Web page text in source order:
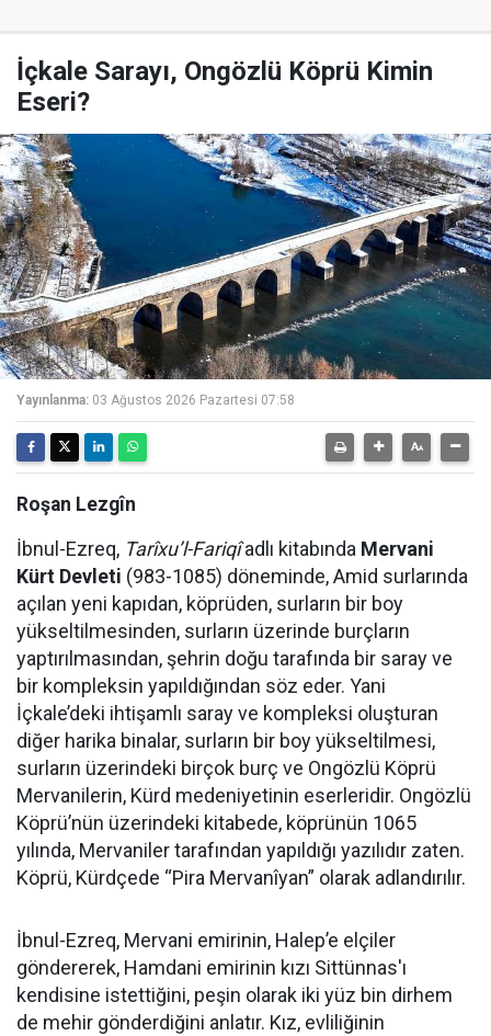
İçkale Sarayı, Ongözlü Köprü Kimin
Eseri?
Yayınlanma: 03 Ağustos 2026 Pazartesi 07:58
Roşan Lezgîn
İbnul-Ezreq, Tarîxu’l-Fariqîadlı kitabında Mervani
Kürt Devleti (983-1085) döneminde, Amid surlarında
açılan yeni kapıdan, köprüden, surların bir boy
yükseltilmesinden, surların üzerinde burçların
yaptırılmasından, şehrin doğu tarafında bir saray ve
bir kompleksin yapıldığından söz eder. Yani
İçkale’deki ihtişamlı saray ve kompleksi oluşturan
diğer harika binalar, surların bir boy yükseltilmesi,
surların üzerindeki birçok burç ve Ongözlü Köprü
Mervanilerin, Kürd medeniyetinin eserleridir. Ongözlü
Köprü’nün üzerindeki kitabede, köprünün 1065
yılında, Mervaniler tarafından yapıldığı yazılıdır zaten.
Köprü, Kürdçede “Pira Mervanîyan” olarak adlandırılır.
İbnul-Ezreq, Mervani emirinin, Halep’e elçiler
göndererek, Hamdani emirinin kızı Sittünnas'ı
kendisine istettiğini, peşin olarak iki yüz bin dirhem
de mehir gönderdiğini anlatır. Kız, evliliğinin